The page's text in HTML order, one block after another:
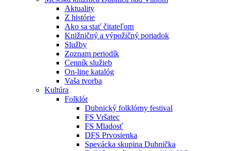
Aktuality
Z histórie
Ako sa stať čitateľom
Knižničný a výpožičný poriadok
Služby
Zoznam periodík
Cenník služieb
On-line katalóg
Vaša tvorba
Kultúra
Folklór
Dubnický folklórny festival
FS Vršatec
FS Mladosť
DFS Prvosienka
Spevácka skupina Dubnička